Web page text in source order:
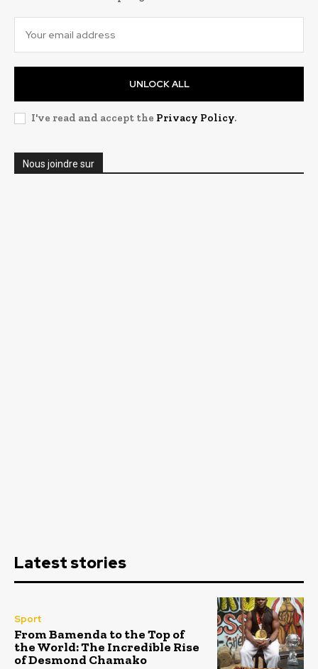
UNLOCK ALL
I've read and accept the Privacy Policy.
Nous joindre sur
Latest stories
Sport
From Bamenda to the Top of
the World: The Incredible Rise
of Desmond Chamako